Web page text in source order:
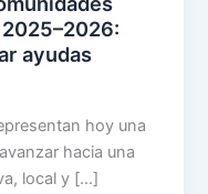
ayudas
hoy una
hacia una
local y […]